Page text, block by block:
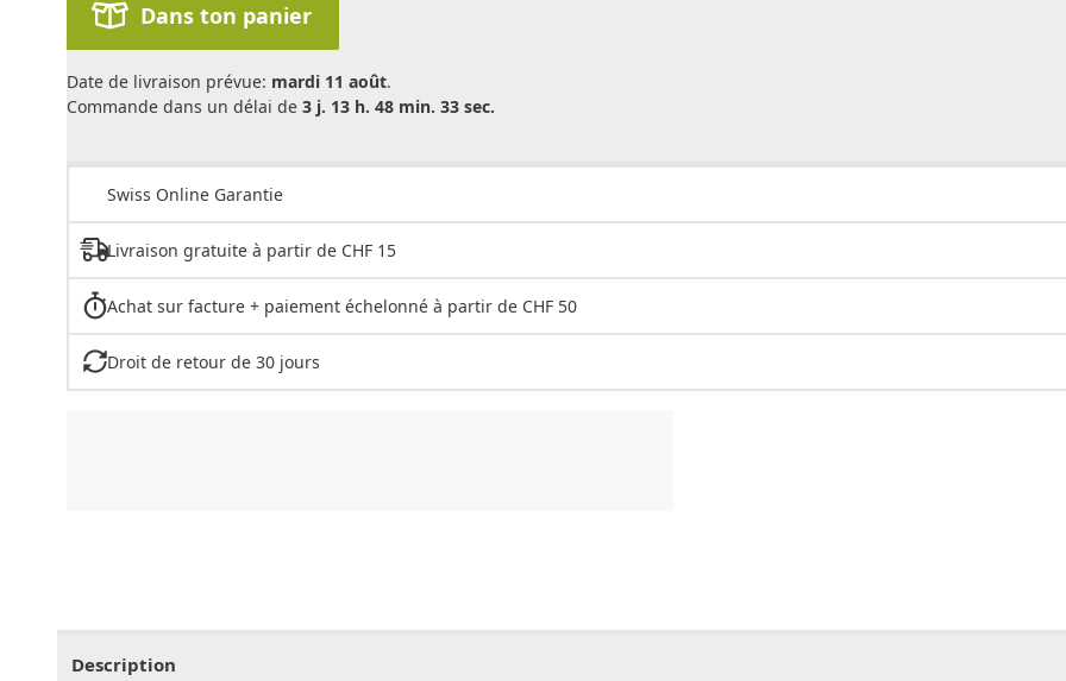
Dans ton panier
Date de livraison prévue: mardi 11 août.
Commande dans un délai de 3 j. 13 h. 48 min. 33 sec.
Swiss Online Garantie
Livraison gratuite à partir de CHF 15
Achat sur facture + paiement échelonné à partir de CHF 50
Droit de retour de 30 jours
Description